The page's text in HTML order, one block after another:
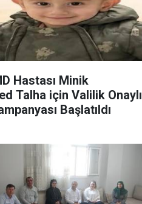
Hastası Minik
Talha için Valilik Onaylı
Başlatıldı